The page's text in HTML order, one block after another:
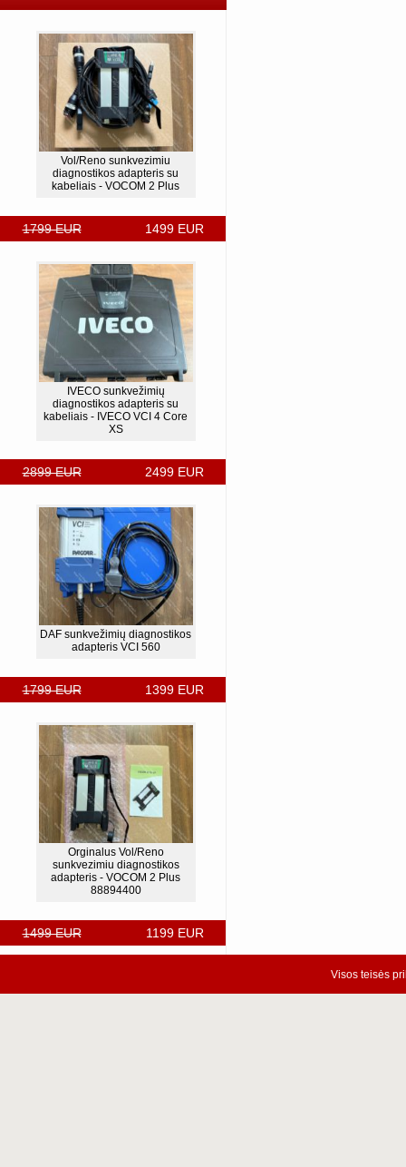
Vol/Reno sunkvezimiu
diagnostikos adapteris su
kabeliais - VOCOM 2 Plus
1799 EUR 1499 EUR
IVECO sunkvežimių
diagnostikos adapteris su
kabeliais - IVECO VCI 4 Core
XS
2899 EUR 2499 EUR
DAF sunkvežimių diagnostikos
adapteris VCI 560
1799 EUR 1399 EUR
Orginalus Vol/Reno
sunkvezimiu diagnostikos
adapteris - VOCOM 2 Plus
88894400
1499 EUR 1199 EUR
Visos teisės